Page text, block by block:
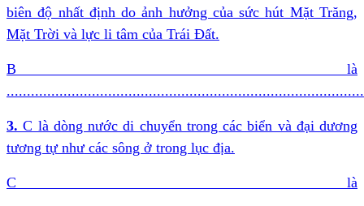
biên độ nhất định do ảnh hưởng của sức hút Mặt Trăng,
Mặt Trời và lực li tâm của Trái Đất.
B là
3. C là dòng nước di chuyển trong các biển và đại dương
tương tự như các sông ở trong lục địa.
C là